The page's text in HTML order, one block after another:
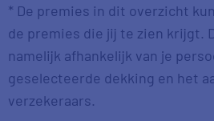
* De premies in dit overzicht
de premies die jij te zien krijgt.
namelijk afhankelijk van je
geselecteerde dekking en het
verzekeraars.